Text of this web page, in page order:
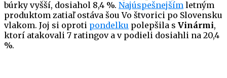
búrky vyšší, dosiahol 8,4 %. Najúspešnejším letným
produktom zatiaľ ostáva šou Vo štvorici po Slovensku
vlakom. Joj si oproti pondelku polepšila s Vinármi,
ktorí atakovali 7 ratingov a v podieli dosiahli na 20,4
%.